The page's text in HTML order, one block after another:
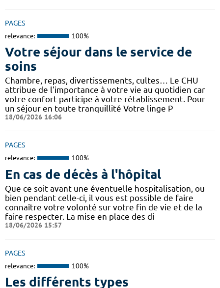
PAGES
relevance: 100%
Votre séjour dans le service de
soins
Chambre, repas, divertissements, cultes… Le CHU
attribue de l'importance à votre vie au quotidien car
votre confort participe à votre rétablissement. Pour
un séjour en toute tranquillité Votre linge P
18/06/2026 16:06
PAGES
relevance: 100%
En cas de décès à l'hôpital
Que ce soit avant une éventuelle hospitalisation, ou
bien pendant celle-ci, il vous est possible de faire
connaître votre volonté sur votre fin de vie et de la
faire respecter. La mise en place des di
18/06/2026 15:57
PAGES
relevance: 100%
Les différents types